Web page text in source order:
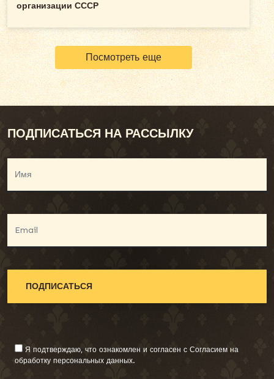
организации СССР
Посмотреть еще
ПОДПИСАТЬСЯ НА РАССЫЛКУ
Я подтверждаю, что ознакомлен и согласен с Согласием на
обработку персональных данных.